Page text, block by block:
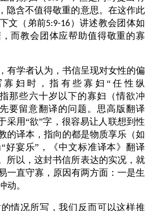
隐含不值得敬重的意思。在这作此
文（弟前5:9-16 ）讲述教会团体如
而教会团体应帮助值得敬重的寡
有学者认为，书信呈现对女性的偏
寡妇时，指有些寡妇“任性纵
那些六十岁以下的寡妇（情欲冲
要留意翻译的问题。思高版翻译
采用“欲”字，很容易让人联想到性
的译本，指向的都是物质享乐（如
“好宴乐”，《中文标准译本》翻译
所以，这封书信所表达的实况，就
一直守寡，原因有两方面：一是生
动。
情况所写，我们反而可以这样推